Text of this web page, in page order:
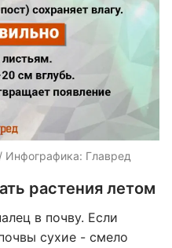
Инфографика: Главред
растения летом
в почву. Если
сухие - смело